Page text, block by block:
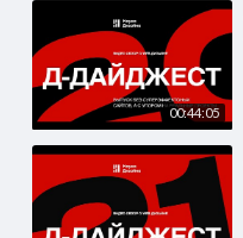
00:44:05